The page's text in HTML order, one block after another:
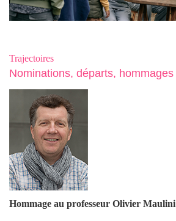
Trajectoires
Nominations, départs, hommages
Hommage au professeur Olivier Maulini